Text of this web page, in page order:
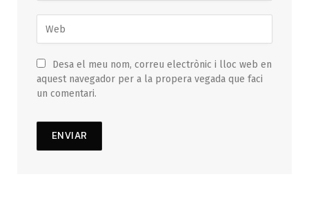
Desa el meu nom, correu electrònic i lloc web en
aquest navegador per a la propera vegada que faci
un comentari.